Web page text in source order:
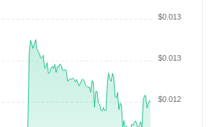
$0.012
$0.013
$0.013